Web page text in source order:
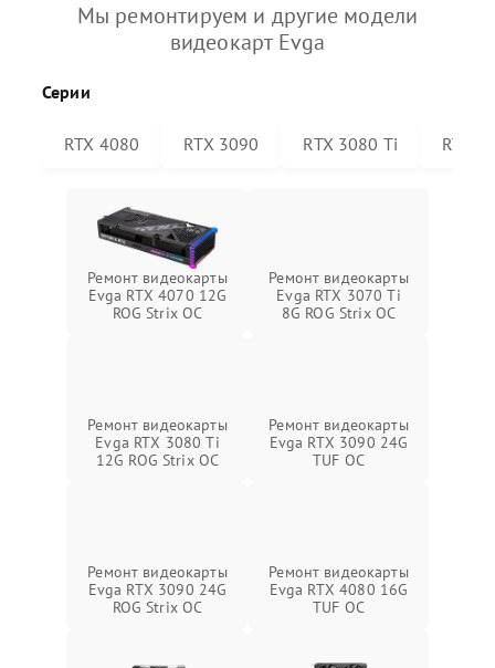
Мы ремонтируем и другие модели
видеокарт Evga
Серии
RTX 4080 RTX 3090 RTX 3080 Ti RTX
Ремонт видеокарты
Evga RTX 4070 12G
ROG Strix OC
Ремонт видеокарты
Evga RTX 3070 Ti
8G ROG Strix OC
Ремонт видеокарты
Evga RTX 3080 Ti
12G ROG Strix OC
Ремонт видеокарты
Evga RTX 3090 24G
TUF OC
Ремонт видеокарты
Evga RTX 3090 24G
ROG Strix OC
Ремонт видеокарты
Evga RTX 4080 16G
TUF OC